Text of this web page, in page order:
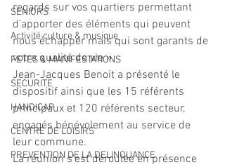
SENIORS
Activité culture & musique
FETES & MANIFESTATIONS
SECURITE
HANDICAP
CENTRE DE LOISIRS
PREVENTION DE LA DELINQUANCE
regards sur vos quartiers permettant
d’apporter des éléments qui peuvent
nous échapper mais qui sont garants de
votre qualité de vie ».
Jean-Jacques Benoit a présenté le
dispositif ainsi que les 15 référents
principaux et 120 référents secteur,
engagés bénévolement au service de
leur commune.
La réunion s’est déroulée en présence